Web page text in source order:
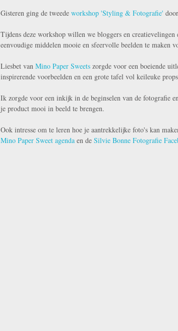
Gisteren ging de tweede workshop 'Styling & Fotografie'
Tijdens deze workshop willen we bloggers en
eenvoudige middelen mooie en sfeervolle beelden te maken
Liesbet van Mino Paper Sweets zorgde voor een boeiende
inspirerende voorbeelden en een grote tafel vol keileuke
Ik zorgde voor een inkijk in de beginselen van de fotografie
je product mooi in beeld te brengen.
Ook intresse om te leren hoe je aantrekkelijke foto's kan
Mino Paper Sweet agenda en de Silvie Bonne Fotografie